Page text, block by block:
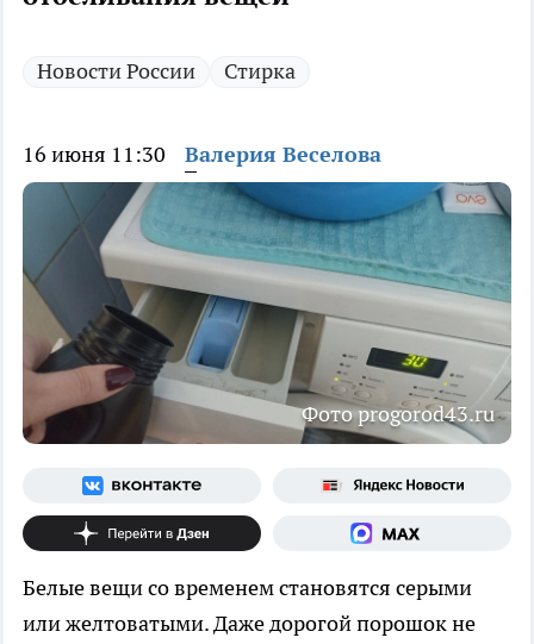
Новости России Стирка
16 июня 11:30 Валерия Веселова
Фото progorod43.ru
Белые вещи со временем становятся серыми
или желтоватыми. Даже дорогой порошок не